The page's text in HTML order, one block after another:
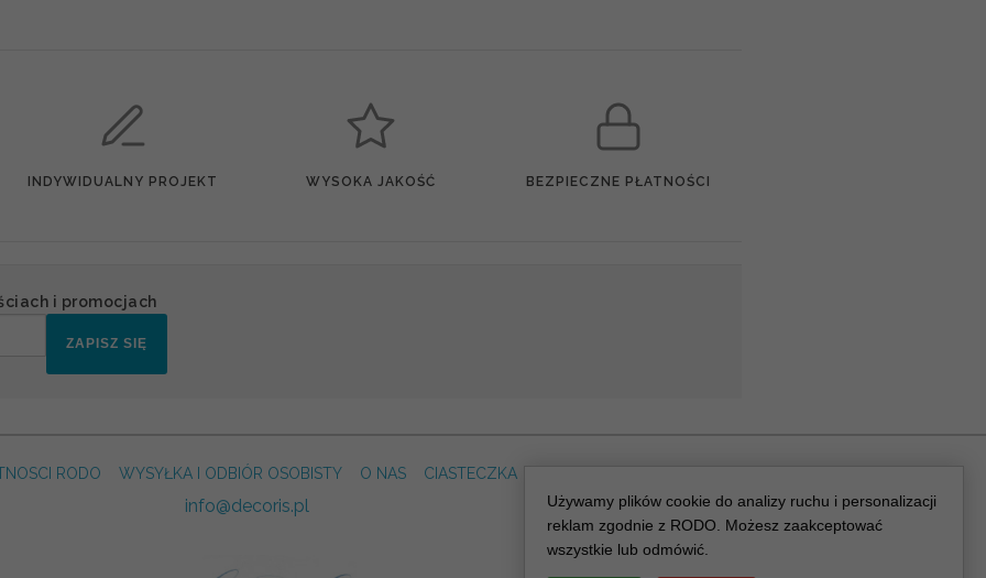
INDYWIDUALNY PROJEKT WYSOKA JAKOŚĆ BEZPIECZNE PŁATNOŚCI
i promocjach
ZAPISZ SIĘ
RODO WYSYŁKA I ODBIÓR OSOBISTY O NAS CIASTECZKA
info@decoris.pl
Używamy plików cookie do analizy ruchu i personalizacji
reklam zgodnie z RODO. Możesz zaakceptować
wszystkie lub odmówić.